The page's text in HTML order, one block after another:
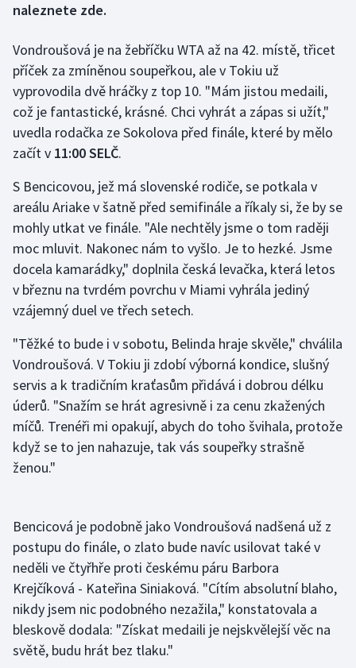
Golf
Gymnastika
Házená
Jezdectví
Krasobruslení
Lezení
Lyže a snowboard
Moderní pětiboj
Motorsport
Olympijské hry
Parasport
Plavání
Ragby
Rychlobruslení
Rychlostní kanoistika
Short track
naleznete zde.
Vondroušová je na žebříčku WTA až na 42. místě, třicet
příček za zmíněnou soupeřkou, ale v Tokiu už
vyprovodila dvě hráčky z top 10. "Mám jistou medaili,
což je fantastické, krásné. Chci vyhrát a zápas si užít,"
uvedla rodačka ze Sokolova před finále, které by mělo
začít v 11:00 SELČ.
S Bencicovou, jež má slovenské rodiče, se potkala v
areálu Ariake v šatně před semifinále a říkaly si, že by se
mohly utkat ve finále. "Ale nechtěly jsme o tom raději
moc mluvit. Nakonec nám to vyšlo. Je to hezké. Jsme
docela kamarádky," doplnila česká levačka, která letos
v březnu na tvrdém povrchu v Miami vyhrála jediný
vzájemný duel ve třech setech.
"Těžké to bude i v sobotu, Belinda hraje skvěle," chválila
Vondroušová. V Tokiu ji zdobí výborná kondice, slušný
servis a k tradičním kraťasům přidává i dobrou délku
úderů. "Snažím se hrát agresivně i za cenu zkažených
míčů. Trenéři mi opakují, abych do toho švihala, protože
když se to jen nahazuje, tak vás soupeřky strašně
ženou."
Bencicová je podobně jako Vondroušová nadšená už z
postupu do finále, o zlato bude navíc usilovat také v
neděli ve čtyřhře proti českému páru Barbora
Krejčíková - Kateřina Siniaková. "Cítím absolutní blaho,
nikdy jsem nic podobného nezažila," konstatovala a
bleskově dodala: "Získat medaili je nejskvělejší věc na
světě, budu hrát bez tlaku."